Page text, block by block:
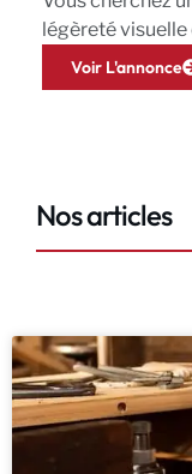
légèreté
Voir L'annonce
Nos articles